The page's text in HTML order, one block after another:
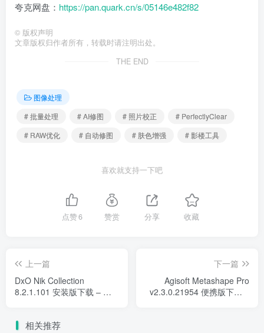
夸克网盘： https://pan.quark.cn/s/05146e482f82
© 版权声明
文章版权归作者所有，转载时请注明出处。
THE END
图像处理
# 批量处理
# AI修图 # 照片校正
# PerfectlyClear
# RAW优化
# 自动修图 # 肤色增强 # 影楼工具
喜欢就支持一下吧
点赞6 赞赏 分享 收藏
上一篇
DxO Nik Collection
8.2.1.101 安装版下载 – 专
下一篇
Agisoft Metashape Pro
v2.3.0.21954 便携版下载 –
相关推荐